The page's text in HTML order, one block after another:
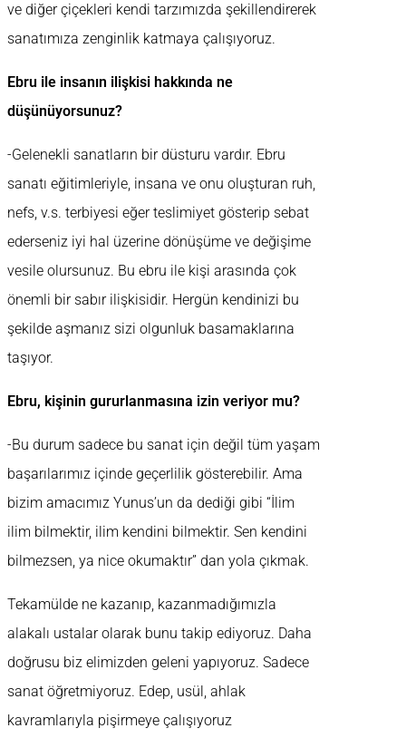
ve diğer çiçekleri kendi tarzımızda şekillendirerek
sanatımıza zenginlik katmaya çalışıyoruz.
Ebru ile insanın ilişkisi hakkında ne
düşünüyorsunuz?
-Gelenekli sanatların bir düsturu vardır. Ebru
sanatı eğitimleriyle, insana ve onu oluşturan ruh,
nefs, v.s. terbiyesi eğer teslimiyet gösterip sebat
ederseniz iyi hal üzerine dönüşüme ve değişime
vesile olursunuz. Bu ebru ile kişi arasında çok
önemli bir sabır ilişkisidir. Hergün kendinizi bu
şekilde aşmanız sizi olgunluk basamaklarına
taşıyor.
Ebru, kişinin gururlanmasına izin veriyor mu?
-Bu durum sadece bu sanat için değil tüm yaşam
başarılarımız içinde geçerlilik gösterebilir. Ama
bizim amacımız Yunus’un da dediği gibi “İlim
ilim bilmektir, ilim kendini bilmektir. Sen kendini
bilmezsen, ya nice okumaktır” dan yola çıkmak.
Tekamülde ne kazanıp, kazanmadığımızla
alakalı ustalar olarak bunu takip ediyoruz. Daha
doğrusu biz elimizden geleni yapıyoruz. Sadece
sanat öğretmiyoruz. Edep, usül, ahlak
kavramlarıyla pişirmeye çalışıyoruz